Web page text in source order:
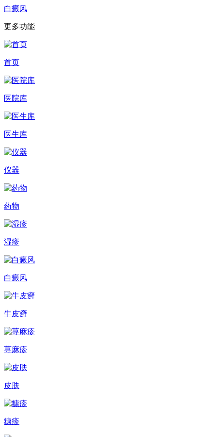
白癜风
更多功能
首页
医院库
医生库
仪器
药物
湿疹
白癜风
牛皮癣
荨麻疹
皮肤
糠疹